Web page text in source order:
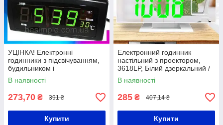
УЦІНКА! Електронні
годинники з підсвічуванням,
будильником і
температурою, CX 818 /
Настільний годинник
В наявності
273,70 ₴ 391 ₴
Купити
Електронний годинник
настільний з проектором,
3618LP, Білий дзеркальний /
Настільний годинник з
будильником
В наявності
285 ₴ 407,14 ₴
Купити